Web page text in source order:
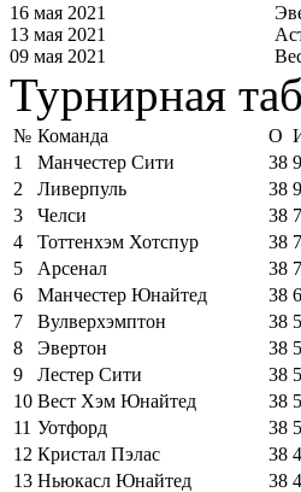
16 мая 2021
13 мая 2021
09 мая 2021
Турнирная
№ Команда О
1
Манчестер Сити 38
2
Ливерпуль 38
3
Челси 38
4
Тоттенхэм Хотспур 38
5
Арсенал 38
6
Манчестер Юнайтед 38
7
Вулверхэмптон 38
8
Эвертон 38
9
Лестер Сити 38
10 Вест Хэм Юнайтед 38
11 Уотфорд 38
12 Кристал Пэлас 38
13 Ньюкасл Юнайтед 38